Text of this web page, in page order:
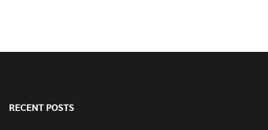
RECENT POSTS